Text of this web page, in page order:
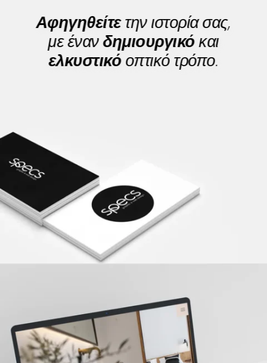
Αφηγηθείτετην ιστορία σας,
με ένανδημιουργικόκαι
ελκυστικόοπτικό τρόπο.